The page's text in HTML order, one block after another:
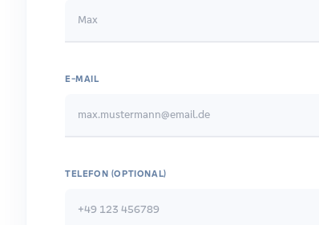
E-MAIL
TELEFON (OPTIONAL)